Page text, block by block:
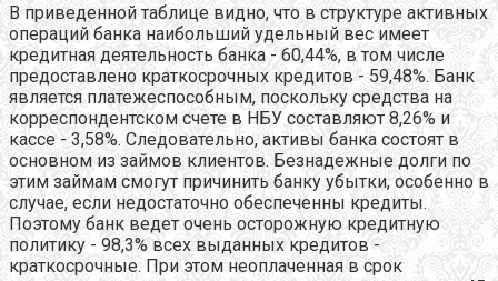
В приведенной таблице видно, что в структуре активных
операций банка наибольший удельный вес имеет
кредитная деятельность банка - 60,44%, в том числе
предоставлено краткосрочных кредитов - 59,48%. Банк
является платежеспособным, поскольку средства на
корреспондентском счете в НБУ составляют 8,26% и
кассе - 3,58%. Следовательно, активы банка состоят в
основном из займов клиентов. Безнадежные долги по
этим займам смогут причинить банку убытки, особенно в
случае, если недостаточно обеспеченны кредиты.
Поэтому банк ведет очень осторожную кредитную
политику - 98,3% всех выданных кредитов -
краткосрочные. При этом неоплаченная в срок